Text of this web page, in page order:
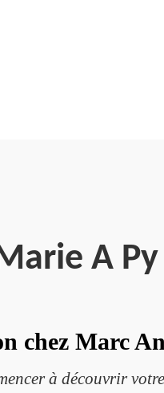
A Py
chez Marc
à découvrir